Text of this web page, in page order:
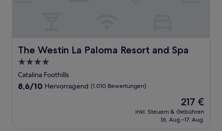
The Westin La Paloma Resort and Spa
The Westin La Paloma Resort and Spa
4.0-
Sterne-
Unterkunft
Catalina Foothills
8.6
8,6/10 Hervorragend (1.010 Bewertungen)
Der
Preis
beträgt
217 €
inkl. Steuern & Gebühren
16. Aug.–17. Aug.